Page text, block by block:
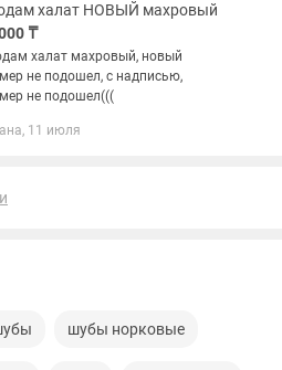
халат НОВЫЙ махровый
₸
халат махровый, новый
не подошел, с надписью,
не подошел(((
11 июля
шубы норковые